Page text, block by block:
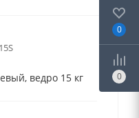
ведро 15 кг
0
0